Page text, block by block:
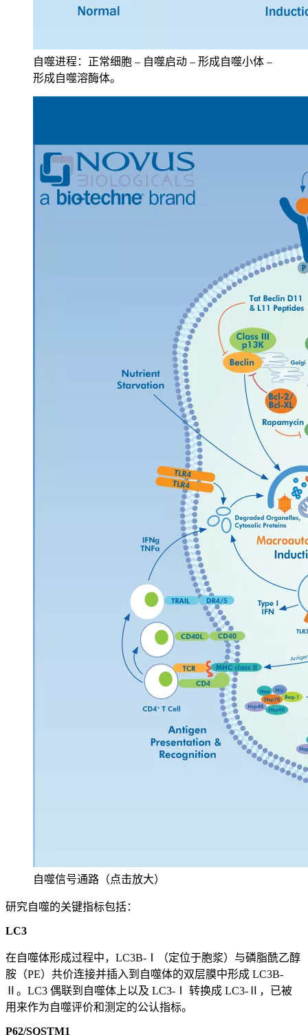
自噬进程：正常细胞 – 自噬启动 – 形成自噬小体 –
形成自噬溶酶体。
自噬信号通路（点击放大）
研究自噬的关键指标包括：
LC3
在自噬体形成过程中，LC3B-Ⅰ（定位于胞浆）与磷脂酰乙醇
胺（PE）共价连接并插入到自噬体的双层膜中形成 LC3B-
Ⅱ。LC3 偶联到自噬体上以及 LC3-Ⅰ 转换成 LC3-Ⅱ，已被
用来作为自噬评价和测定的公认指标。
P62/SQSTM1